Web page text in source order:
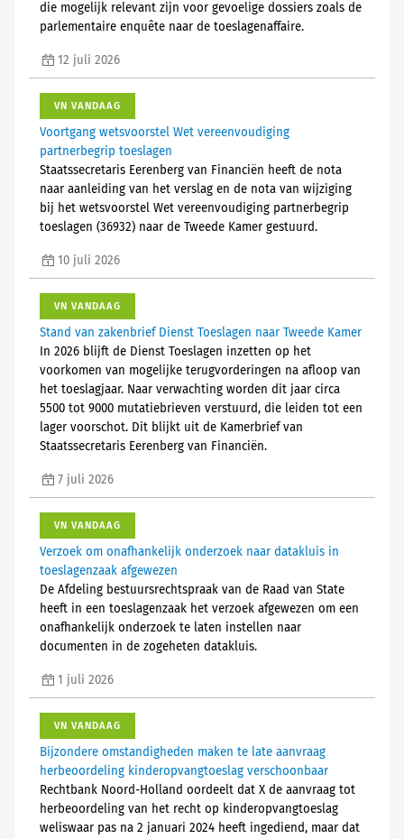
die mogelijk relevant zijn voor gevoelige dossiers zoals de
parlementaire enquête naar de toeslagenaffaire.
12 juli 2026
VN VANDAAG
Voortgang wetsvoorstel Wet vereenvoudiging
partnerbegrip toeslagen
Staatssecretaris Eerenberg van Financiën heeft de nota
naar aanleiding van het verslag en de nota van wijziging
bij het wetsvoorstel Wet vereenvoudiging partnerbegrip
toeslagen (36932) naar de Tweede Kamer gestuurd.
10 juli 2026
VN VANDAAG
Stand van zakenbrief Dienst Toeslagen naar Tweede Kamer
In 2026 blijft de Dienst Toeslagen inzetten op het
voorkomen van mogelijke terugvorderingen na afloop van
het toeslagjaar. Naar verwachting worden dit jaar circa
5500 tot 9000 mutatiebrieven verstuurd, die leiden tot een
lager voorschot. Dit blijkt uit de Kamerbrief van
Staatssecretaris Eerenberg van Financiën.
7 juli 2026
VN VANDAAG
Verzoek om onafhankelijk onderzoek naar datakluis in
toeslagenzaak afgewezen
De Afdeling bestuursrechtspraak van de Raad van State
heeft in een toeslagenzaak het verzoek afgewezen om een
onafhankelijk onderzoek te laten instellen naar
documenten in de zogeheten datakluis.
1 juli 2026
VN VANDAAG
Bijzondere omstandigheden maken te late aanvraag
herbeoordeling kinderopvangtoeslag verschoonbaar
Rechtbank Noord-Holland oordeelt dat X de aanvraag tot
herbeoordeling van het recht op kinderopvangtoeslag
weliswaar pas na 2 januari 2024 heeft ingediend, maar dat